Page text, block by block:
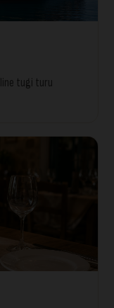
tugi turu